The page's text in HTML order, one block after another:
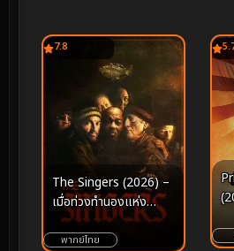
7.8
The Singers (2026) –
เมื่อท่วงทำนองแห่ง
บทเพลงคือหนทางเดียว
ในการเยียวยาและกอบกู้
พากย์ไทย